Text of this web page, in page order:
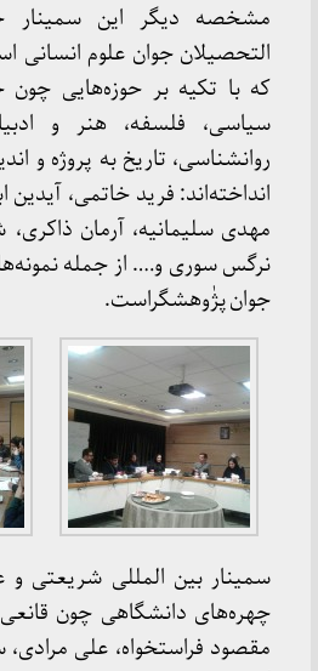
مشخصه دیگر این سمینار
التحصیلان جوان علوم انسانی
که با تکیه بر حوزه‌هایی
سیاسی، فلسفه، هنر و
روانشناسی، تاریخ به پروژه و
انداخته‌اند: فرید خاتمی،
مهدی سلیمانیه، آرمان
نرگس سوری و…. از جمله
جوان پژٰوهشگراست.
سمینار بین المللی شریعتی و
چهره‌های دانشگاهی چون
مقصود فراستخواه، علی